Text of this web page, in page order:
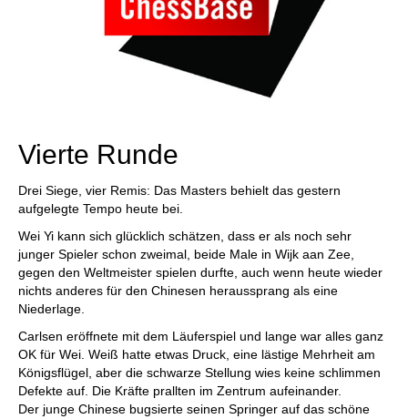
Vierte Runde
Drei Siege, vier Remis: Das Masters behielt das gestern
aufgelegte Tempo heute bei.
Wei Yi kann sich glücklich schätzen, dass er als noch sehr
junger Spieler schon zweimal, beide Male in Wijk aan Zee,
gegen den Weltmeister spielen durfte, auch wenn heute wieder
nichts anderes für den Chinesen heraussprang als eine
Niederlage.
Carlsen eröffnete mit dem Läuferspiel und lange war alles ganz
OK für Wei. Weiß hatte etwas Druck, eine lästige Mehrheit am
Königsflügel, aber die schwarze Stellung wies keine schlimmen
Defekte auf. Die Kräfte prallten im Zentrum aufeinander.
Der junge Chinese bugsierte seinen Springer auf das schöne